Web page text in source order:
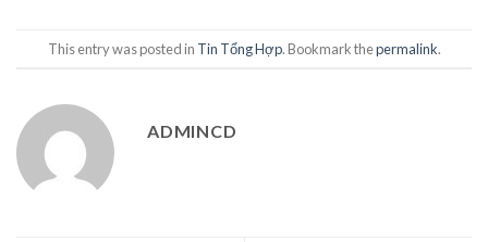
This entry was posted in Tin Tổng Hợp. Bookmark thepermalink.
ADMINCD